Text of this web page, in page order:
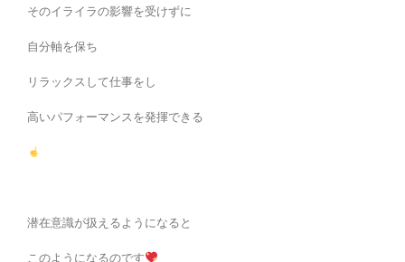
そのイライラの影響を受けずに
自分軸を保ち
リラックスして仕事をし
高いパフォーマンスを発揮できる
潜在意識が扱えるようになると
このようになるのです